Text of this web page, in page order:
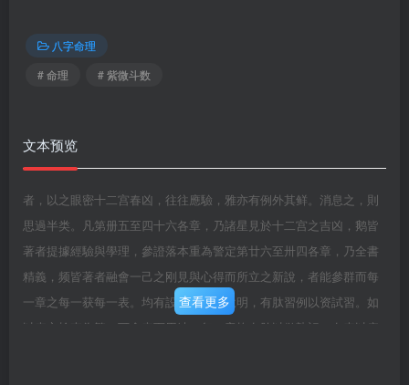
八字命理
# 命理
# 紫微斗数
文本预览
者，以之眼密十二宫春凶，往往應驗，雅亦有例外其鲜。消息之，則
思過半类。凡第册五至四十六各章，乃諸星見於十二宫之吉凶，鹅皆
著者提據經驗與學理，參證落本重為警定第廿六至卅四各章，乃全書
精義，频皆著者融會一己之刚見與心得而所立之新說，者能參群而每
一章之每一获每一表。均有設明例為之說明，有肽習例以资試習。如
以表之檢查為繁，可舍表而用缺。每一章均有肤以做熟記，有表以痛
查看更多